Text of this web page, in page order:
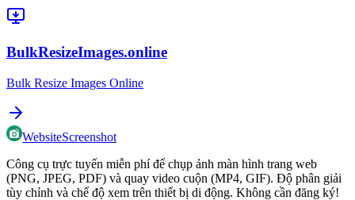
BulkResizeImages.online
Bulk Resize Images Online
WebsiteScreenshot
Công cụ trực tuyến miễn phí để chụp ảnh màn hình trang web
(PNG, JPEG, PDF) và quay video cuộn (MP4, GIF). Độ phân giải
tùy chỉnh và chế độ xem trên thiết bị di động. Không cần đăng ký!